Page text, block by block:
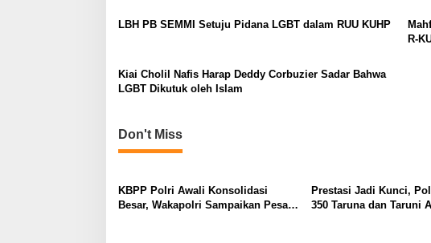
i
a
t
o
LBH PB SEMMI Setuju Pidana LGBT dalam RUU KUHP
R-
Kiai Cholil Nafis Harap Deddy Corbuzier Sadar Bahwa
LGBT Dikutuk oleh Islam
Don't Miss
KBPP Polri Awali Konsolidasi
Besar, Wakapolri Sampaikan Pesan
Prestasi Jadi Kunci,
350 Taruna dan Taruni